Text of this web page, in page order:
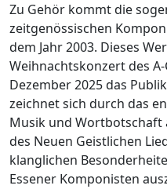
Zu Gehör kommt die
zeitgenössischen
dem Jahr 2003. Dieses
Weihnachtskonzert des
Dezember 2025 das
zeichnet sich durch das
Musik und Wortbotschaft
des Neuen Geistlichen
klanglichen
Essener Komponisten